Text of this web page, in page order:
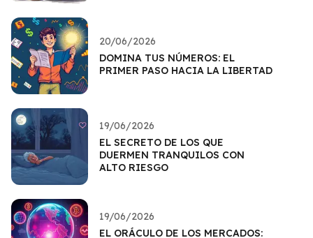
20/06/2026
DOMINA TUS NÚMEROS: EL
PRIMER PASO HACIA LA LIBERTAD
19/06/2026
EL SECRETO DE LOS QUE
DUERMEN TRANQUILOS CON
ALTO RIESGO
19/06/2026
EL ORÁCULO DE LOS MERCADOS: